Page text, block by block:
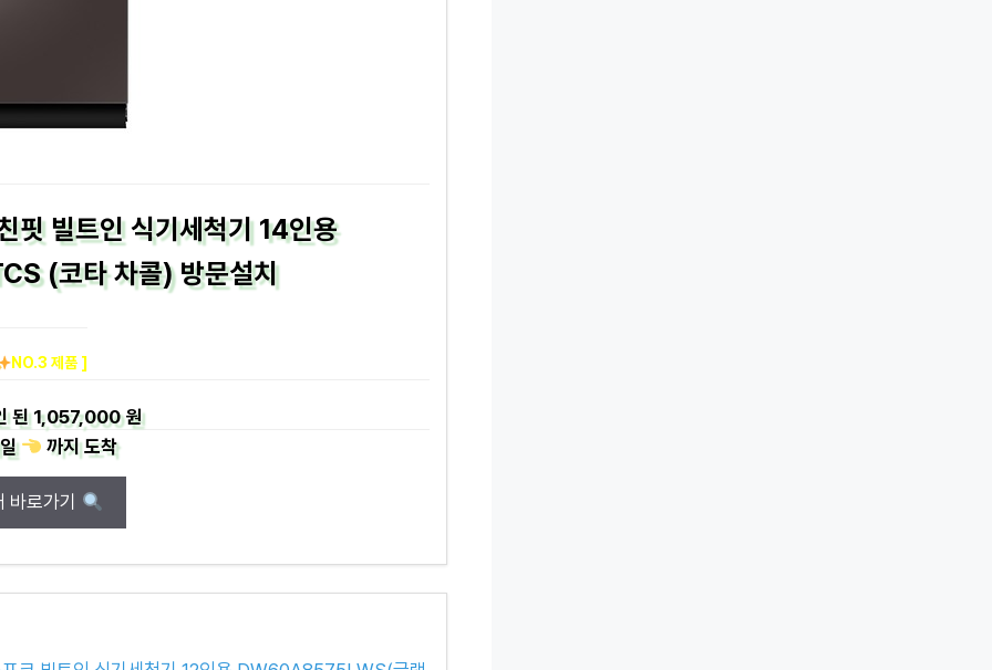
핏 빌트인 식기세척기 14인용
(코타 차콜) 방문설치
NO.3 제품 ]
된1,057,000 원
까지도착
바로가기